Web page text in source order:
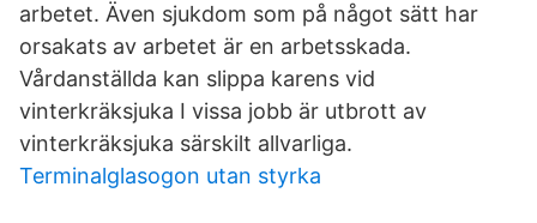
arbetet. Även sjukdom som på något sätt har
orsakats av arbetet är en arbetsskada.
Vårdanställda kan slippa karens vid
vinterkräksjuka I vissa jobb är utbrott av
vinterkräksjuka särskilt allvarliga.
Terminalglasogon utan styrka